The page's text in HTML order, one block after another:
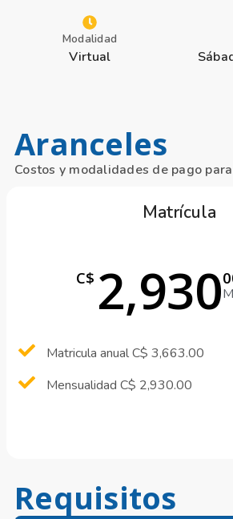
Modalidad
Virtual
Aranceles
Costos y modalidades de pago
Matrícula
C$ 2,930
Matricula anual C$ 3,663.00
Mensualidad C$ 2,930.00
Requisitos